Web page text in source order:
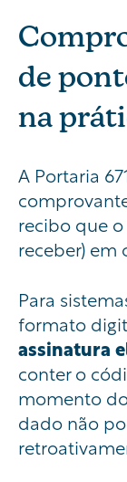
de
na
A Portaria
recibo que
receber) em
Para
formato
assinatura
conter o
momento
dado não